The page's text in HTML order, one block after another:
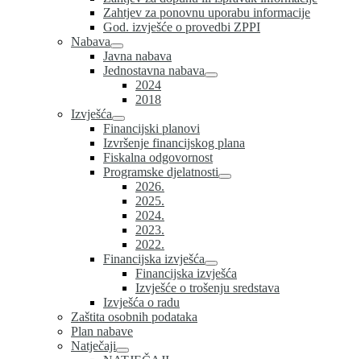
Zahtjev za ponovnu uporabu informacije
God. izvješće o provedbi ZPPI
Nabava
Javna nabava
Jednostavna nabava
2024
2018
Izvješća
Financijski planovi
Izvršenje financijskog plana
Fiskalna odgovornost
Programske djelatnosti
2026.
2025.
2024.
2023.
2022.
Financijska izvješća
Financijska izvješća
Izvješće o trošenju sredstava
Izvješća o radu
Zaštita osobnih podataka
Plan nabave
Natječaji